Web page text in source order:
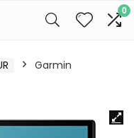
0
Garmin